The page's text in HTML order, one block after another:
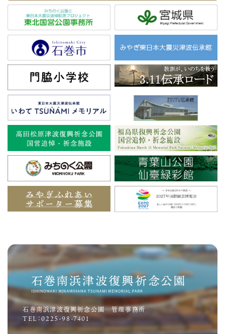
石巻南浜津波復興祈念公園 管理事務所
TEL：0225-98-7401